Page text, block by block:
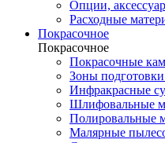
Опции,
Расходные
Покрасочное
Покрасочное
Покрасочные
Зоны подготовки
Инфракрасные
Шлифовальные
Полировальные
Малярные